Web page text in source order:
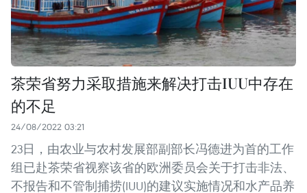
茶荣省努力采取措施来解决打击IUU中存在
的不足
24/08/2022 03:21
23日，由农业与农村发展部副部长冯德进为首的工作
组已赴茶荣省视察该省的欧洲委员会关于打击非法、
不报告和不管制捕捞(IUU)的建议实施情况和水产品养